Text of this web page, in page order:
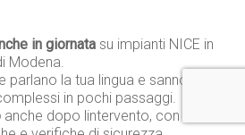
in giornata su impianti NICE in
Modena.
parlano la tua lingua e sanno
in pochi passaggi.
anche dopo lintervento, con